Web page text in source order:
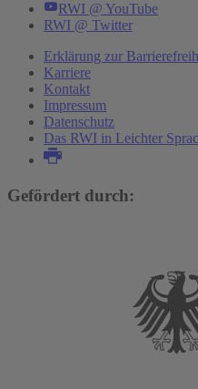
RWI @ YouTube
RWI @ Twitter
Erklärung zur
Karriere
Kontakt
Impressum
Datenschutz
Das RWI in Leichter
Gefördert durch: